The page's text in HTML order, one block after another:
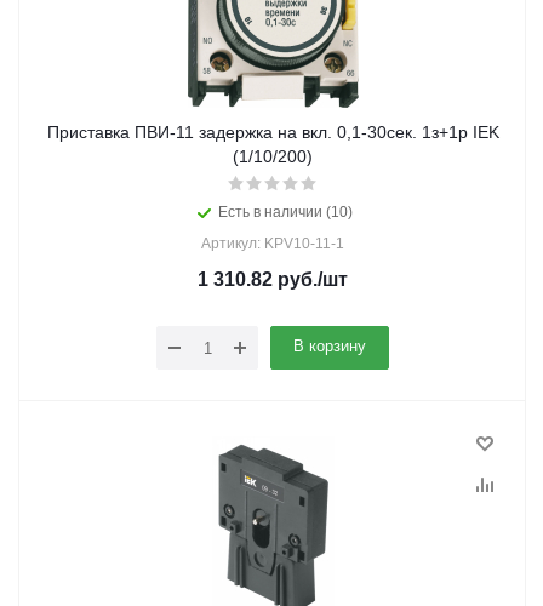
Приставка ПВИ-11 задержка на вкл. 0,1-30сек. 1з+1р IEK
(1/10/200)
Есть в наличии (10)
Артикул: KPV10-11-1
1 310.82 руб./шт
В корзину